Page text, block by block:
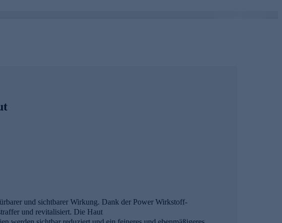
und sichtbarer Wirkung. Dank der Power Wirkstoff-
und revitalisiert. Die Haut